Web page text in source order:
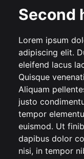
Second
Lorem ipsum
adipiscing elit.
eleifend lacus
Quisque
Aliquam
justo
tempor
euismod. Ut
dapibus dolor
nisi, in tempor